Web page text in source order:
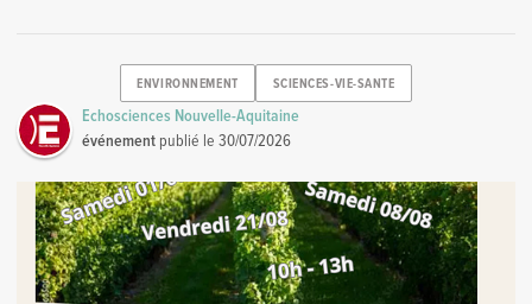
ENVIRONNEMENT SCIENCES-VIE-SANTE
Echosciences Nouvelle-Aquitaine
événement publié le30/07/2026